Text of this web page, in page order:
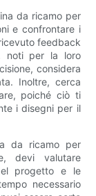
da ricamo per
e confrontare i
feedback
noti per la loro
considera
Inoltre, cerca
poiché ciò ti
i disegni per il
da ricamo per
devi valutare
progetto e le
necessario